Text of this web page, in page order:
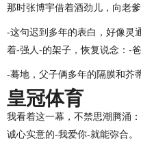
那时张博宇借着酒劲儿，向老
-这句迟到多年的表白，好像灵
着-强人-的架子，恢复说念：-爸
-蓦地，父子俩多年的隔膜和芥
皇冠体育
我看着这一幕，不禁思潮腾涌
诚心实意的-我爱你-就能弥合。